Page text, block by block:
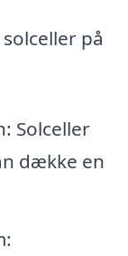
på
Solceller
dække en